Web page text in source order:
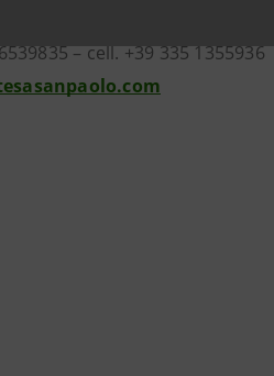
– cell. +39 335